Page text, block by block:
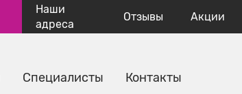
Наши
адреса
Отзывы Акции
Специалисты
Контакты